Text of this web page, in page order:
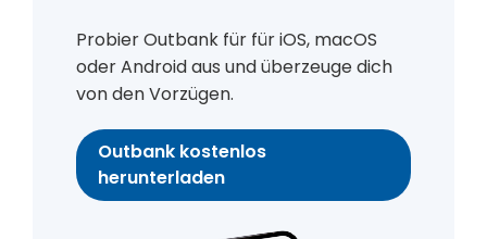
Probier Outbank für für iOS, macOS
oder Android aus und überzeuge dich
von den Vorzügen.
Outbank kostenlos
herunterladen